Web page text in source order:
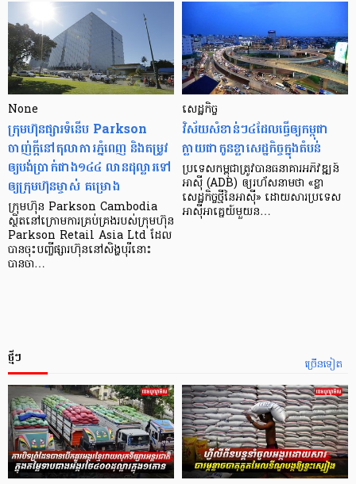
None
ក្រុមហ៊ុនផ្សារទំនើប Parkson
ចាញ់ក្ដីនៅតុលាការភ្នំពេញ និងតម្រូវ
ឲ្យបង់ប្រាក់ជាង១៤៤ លានដុល្លារទៅ
ឲ្យក្រុមហ៊ុនម្ចាស់ គម្រោង
ក្រុមហ៊ុន Parkson Cambodia
ស្ថិតនៅក្រោមការគ្រប់គ្រងរបស់ក្រុមហ៊ុន
Parkson Retail Asia Ltd ដែល
បានចុះបញ្ចីផ្សារហ៊ុននៅសិង្ហបុរីនោះ
បានចា…
សេដ្ឋកិច្ច​
វិស័យ​សំខាន់ៗ​៤​ដែល​ធ្វើ​ឲ្យ​កម្ពុជា​
ក្លាយ​ជា​កូន​ខ្លា​សេដ្ឋកិច្ច​ក្នុង​តំបន់
ប្រទេស​កម្ពុជា​ត្រូវ​បាន​ធនាគារ​អភិវឌ្ឍន៍​
អាស៊ី (ADB) ឲ្យ​រហ័ស​នាមថា «ខ្លា​
សេដ្ឋកិច្ច​ថ្មី​នៃ​អាស៊ី» ដោយសារ​ប្រទេស​
អាស៊ី​អាគ្នេយ៍​មួយ​ន…
ច្រើនទៀត
ថ្មីៗ